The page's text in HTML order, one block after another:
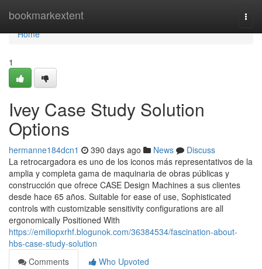
bookmarkextent
Home
Home
1
Ivey Case Study Solution
Options
hermanne184dcn1 390 days ago News
Discuss
La retrocargadora es uno de los iconos más representativos de la
amplia y completa gama de maquinaria de obras públicas y
construcción que ofrece CASE Design Machines a sus clientes
desde hace 65 años. Suitable for ease of use, Sophisticated
controls with customizable sensitivity configurations are all
ergonomically Positioned With
https://emiliopxrhf.blogunok.com/36384534/fascination-about-
hbs-case-study-solution
Comments
Who Upvoted